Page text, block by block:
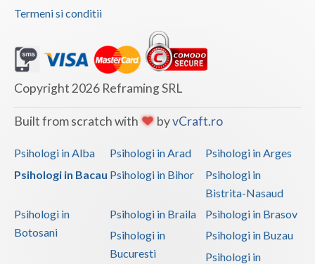
Termeni si conditii
Copyright 2026 Reframing SRL
Built from scratch with byvCraft.ro
Psihologi in Alba Psihologi in Arad
Psihologi in Arges
Psihologi in Bacau Psihologi in Bihor
Psihologi in
Bistrita-Nasaud
Psihologi in
Botosani
Psihologi in Braila
Psihologi in Brasov
Psihologi in
Bucuresti
Psihologi in Buzau
Psihologi in